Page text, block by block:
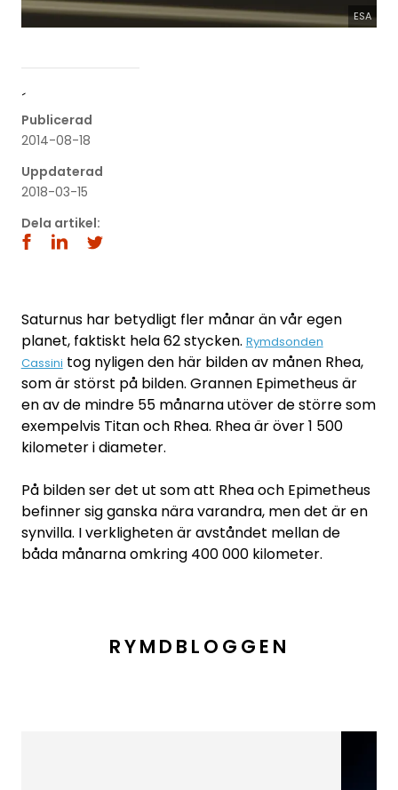
ESA
´
Publicerad
2014-08-18
Uppdaterad
2018-03-15
Dela artikel:
Saturnus har betydligt fler månar än vår egen
planet, faktiskt hela 62 stycken. Rymdsonden
Cassini tog nyligen den här bilden av månen Rhea,
som är störst på bilden. Grannen Epimetheus är
en av de mindre 55 månarna utöver de större som
exempelvis Titan och Rhea. Rhea är över 1 500
kilometer i diameter.
På bilden ser det ut som att Rhea och Epimetheus
befinner sig ganska nära varandra, men det är en
synvilla. I verkligheten är avståndet mellan de
båda månarna omkring 400 000 kilometer.
RYMDBLOGGEN